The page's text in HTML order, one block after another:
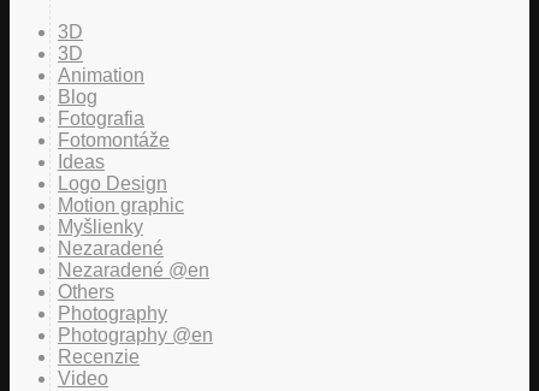
3D
3D
Animation
Blog
Fotografia
Fotomontáže
Ideas
Logo Design
Motion graphic
Myšlienky
Nezaradené
Nezaradené @en
Others
Photography
Photography @en
Recenzie
Video